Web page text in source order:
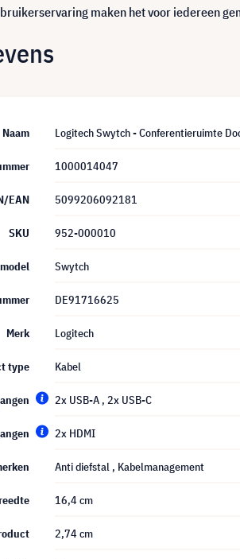
maken het voor iedereen
Naam Logitech Swytch - Conferentieruimte
1000014047
EAN 5099206092181
SKU 952-000010
Swytch
DE91716625
Merk Logitech
type Kabel
2x USB-A , 2x USB-C
2x HDMI
Anti diefstal , Kabelmanagement
16,4 cm
2,74 cm